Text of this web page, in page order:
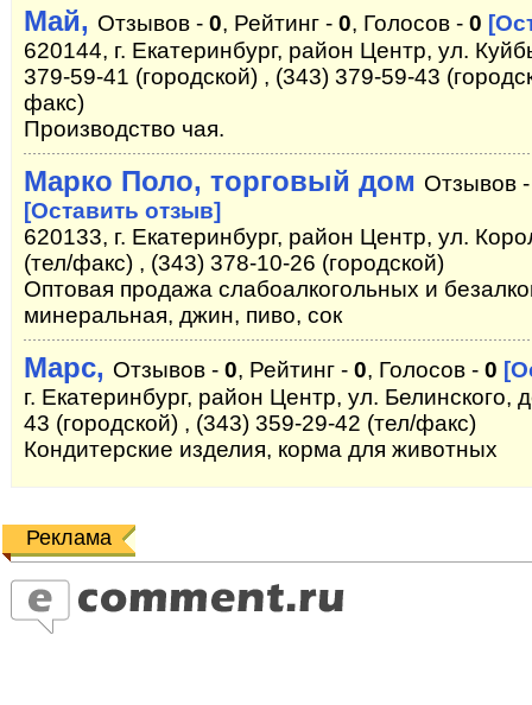
Май, Отзывов - 0, Рейтинг - 0, Голосов - 0
620144, г. Екатеринбург, район Центр, ул.
379-59-41 (городской) , (343) 379-59-43
факс)
Производство чая.
Марко Поло, торговый дом Отзывов
[Оставить отзыв]
620133, г. Екатеринбург, район Центр, ул.
(тел/факс) , (343) 378-10-26 (городской)
Оптовая продажа слабоалкогольных и
минеральная, джин, пиво, сок
Марс, Отзывов - 0, Рейтинг - 0, Голосов - 0
г. Екатеринбург, район Центр, ул.
43 (городской) , (343) 359-29-42 (тел/факс)
Кондитерские изделия, корма для животных
Реклама